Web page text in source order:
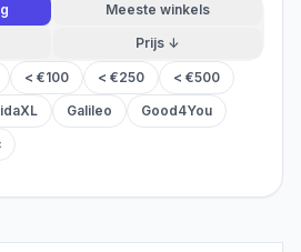
Meeste winkels
Prijs ↓
< €100 < €250
< €500
Galileo
Good4You